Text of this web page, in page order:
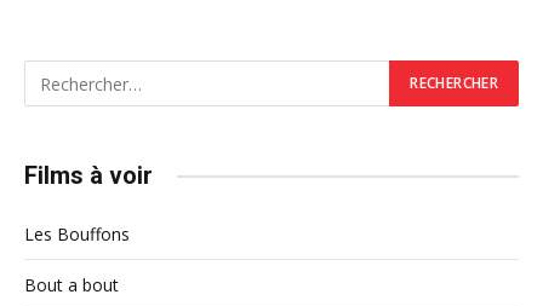
Films à voir
Les Bouffons
Bout a bout